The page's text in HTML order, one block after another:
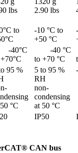
lbs
2.90 lbs
to
-10 °C to
+50 °C
to +70 °C
95 %
°C
5 to 95 %
RH
non-
condensing
at 50 °C
-
IP50
CAN bus